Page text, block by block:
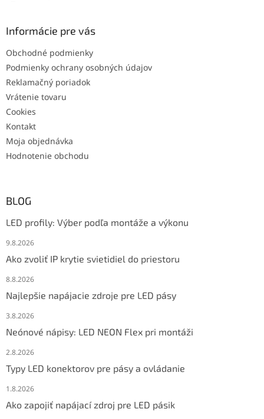
Informácie pre vás
Obchodné podmienky
Podmienky ochrany osobných údajov
Reklamačný poriadok
Vrátenie tovaru
Cookies
Kontakt
Moja objednávka
Hodnotenie obchodu
BLOG
LED profily: Výber podľa montáže a výkonu
9.8.2026
Ako zvoliť IP krytie svietidiel do priestoru
8.8.2026
Najlepšie napájacie zdroje pre LED pásy
3.8.2026
Neónové nápisy: LED NEON Flex pri montáži
2.8.2026
Typy LED konektorov pre pásy a ovládanie
1.8.2026
Ako zapojiť napájací zdroj pre LED pásik